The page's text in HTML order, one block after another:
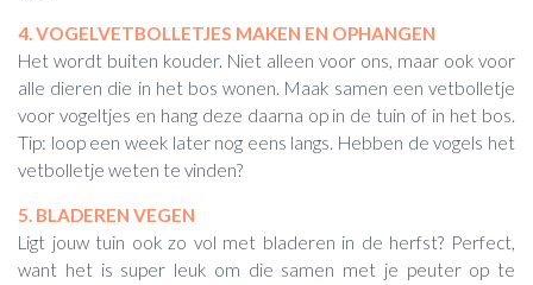
4. VOGELVETBOLLETJES MAKEN EN OPHANGEN
Het wordt buiten kouder. Niet alleen voor ons, maar ook voor
alle dieren die in het bos wonen. Maak samen een vetbolletje
voor vogeltjes en hang deze daarna op in de tuin of in het bos.
Tip: loop een week later nog eens langs. Hebben de vogels het
vetbolletje weten te vinden?
5. BLADEREN VEGEN
Ligt jouw tuin ook zo vol met bladeren in de herfst? Perfect,
want het is super leuk om die samen met je peuter op te